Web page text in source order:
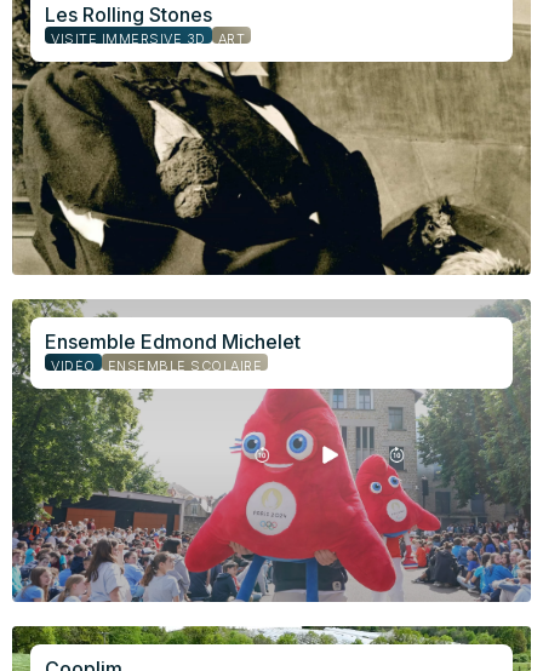
Les Rolling Stones
VISITE IMMERSIVE 3D ART
Ensemble Edmond Michelet
VIDÉO ENSEMBLE SCOLAIRE